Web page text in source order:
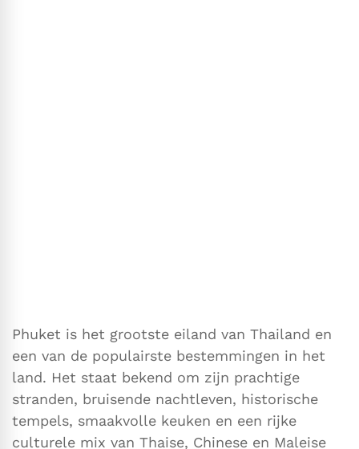
Phuket is het grootste eiland van Thailand en
een van de populairste bestemmingen in het
land. Het staat bekend om zijn prachtige
stranden, bruisende nachtleven, historische
tempels, smaakvolle keuken en een rijke
culturele mix van Thaise, Chinese en Maleise